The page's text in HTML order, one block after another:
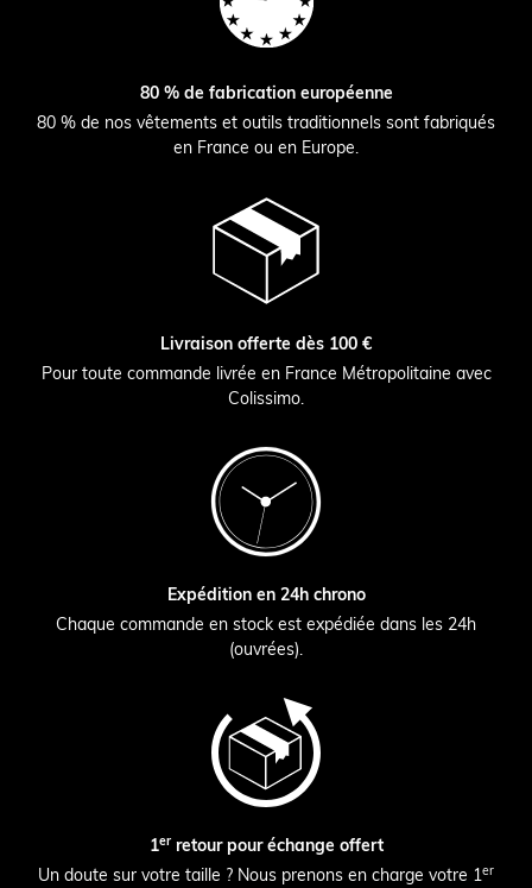
80 % de fabrication européenne
80 % de nos vêtements et outils traditionnels sont fabriqués
en France ou en Europe.
Livraison offerte dès 100 €
Pour toute commande livrée en France Métropolitaine avec
Colissimo.
Expédition en 24h chrono
Chaque commande en stock est expédiée dans les 24h
(ouvrées).
1erretour pour échange offert
Un doute sur votre taille ? Nous prenons en charge votre 1er